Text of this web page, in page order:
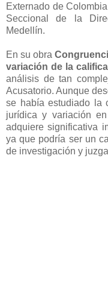
Externado de
Seccional de la
Medellín.
En su obra
variación de la
análisis de tan
Acusatorio. Aunque
se había estudiado la
jurídica y variación
adquiere significativa
ya que podría ser un
de investigación y